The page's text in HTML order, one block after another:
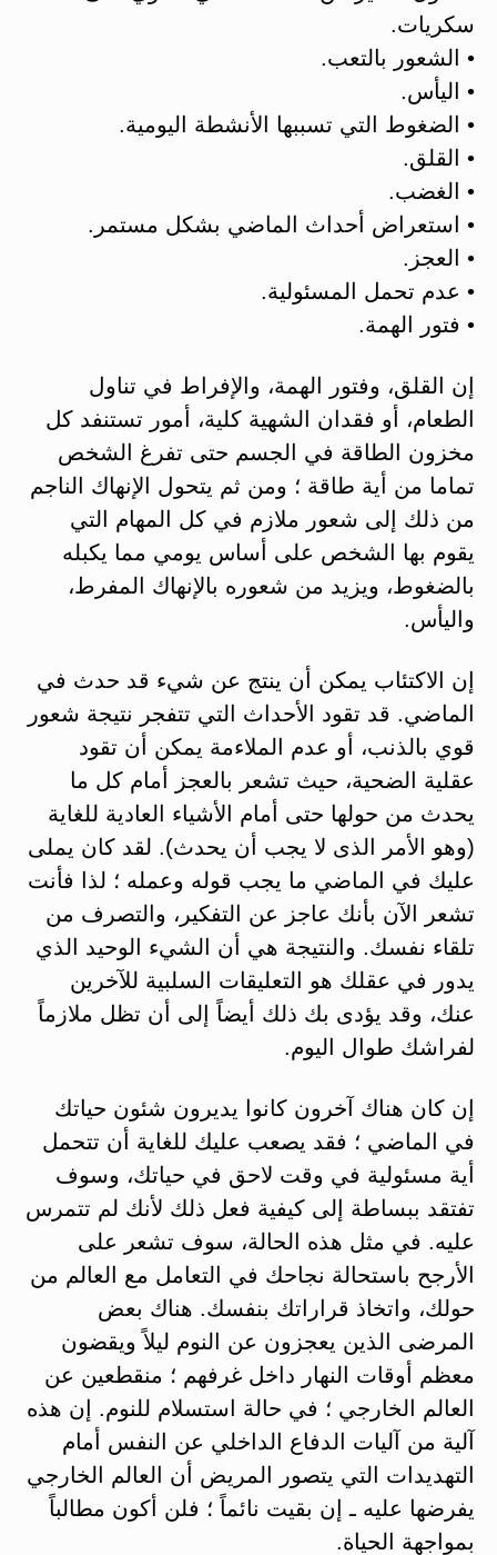
سكريات.
• الشعور بالتعب.
• اليأس.
• الضغوط التي تسببها الأنشطة اليومية.
• القلق.
• الغضب.
• استعراض أحداث الماضي بشكل مستمر.
• العجز.
• عدم تحمل المسئولية.
• فتور الهمة.
إن القلق، وفتور الهمة، والإفراط في تناول
الطعام، أو فقدان الشهية كلية، أمور تستنفد كل
مخزون الطاقة في الجسم حتى تفرغ الشخص
تماما من أية طاقة ؛ ومن ثم يتحول الإنهاك الناجم
من ذلك إلى شعور ملازم في كل المهام التي
يقوم بها الشخص على أساس يومي مما يكبله
بالضغوط، ويزيد من شعوره بالإنهاك المفرط،
واليأس.
إن الاكتئاب يمكن أن ينتج عن شيء قد حدث في
الماضي. قد تقود الأحداث التي تتفجر نتيجة شعور
قوي بالذنب، أو عدم الملاءمة يمكن أن تقود
عقلية الضحية، حيث تشعر بالعجز أمام كل ما
يحدث من حولها حتى أمام الأشياء العادية للغاية
(وهو الأمر الذى لا يجب أن يحدث). لقد كان يملى
عليك في الماضي ما يجب قوله وعمله ؛ لذا فأنت
تشعر الآن بأنك عاجز عن التفكير، والتصرف من
تلقاء نفسك. والنتيجة هي أن الشيء الوحيد الذي
يدور في عقلك هو التعليقات السلبية للآخرين
عنك، وقد يؤدى بك ذلك أيضاً إلى أن تظل ملازماً
لفراشك طوال اليوم.
إن كان هناك آخرون كانوا يديرون شئون حياتك
في الماضي ؛ فقد يصعب عليك للغاية أن تتحمل
أية مسئولية في وقت لاحق في حياتك، وسوف
تفتقد ببساطة إلى كيفية فعل ذلك لأنك لم تتمرس
عليه. في مثل هذه الحالة، سوف تشعر على
الأرجح باستحالة نجاحك في التعامل مع العالم من
حولك، واتخاذ قراراتك بنفسك. هناك بعض
المرضى الذين يعجزون عن النوم ليلاً ويقضون
معظم أوقات النهار داخل غرفهم ؛ منقطعين عن
العالم الخارجي ؛ في حالة استسلام للنوم. إن هذه
آلية من آليات الدفاع الداخلي عن النفس أمام
التهديدات التي يتصور المريض أن العالم الخارجي
يفرضها عليه ـ إن بقيت نائماً ؛ فلن أكون مطالباً
بمواجهة الحياة.